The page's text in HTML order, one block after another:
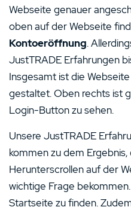
Show
2 Sterne
1 Stern
Webseite genauer
oben auf der Webseite
Kontoeröffnung.
JustTRADE Erfahrungen
Insgesamt ist die
gestaltet. Oben rechts ist
Login-Button zu sehen.
Unsere JustTRADE
kommen zu dem
Herunterscrollen auf der
wichtige Frage
Startseite zu finden.